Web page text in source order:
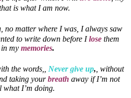
is what I am now.
no matter where I was, I always saw
to write down before Ilosethem
my memories.
the words,, Never give up, , without
taking yourbreath away if I’m not
what I’m doing.